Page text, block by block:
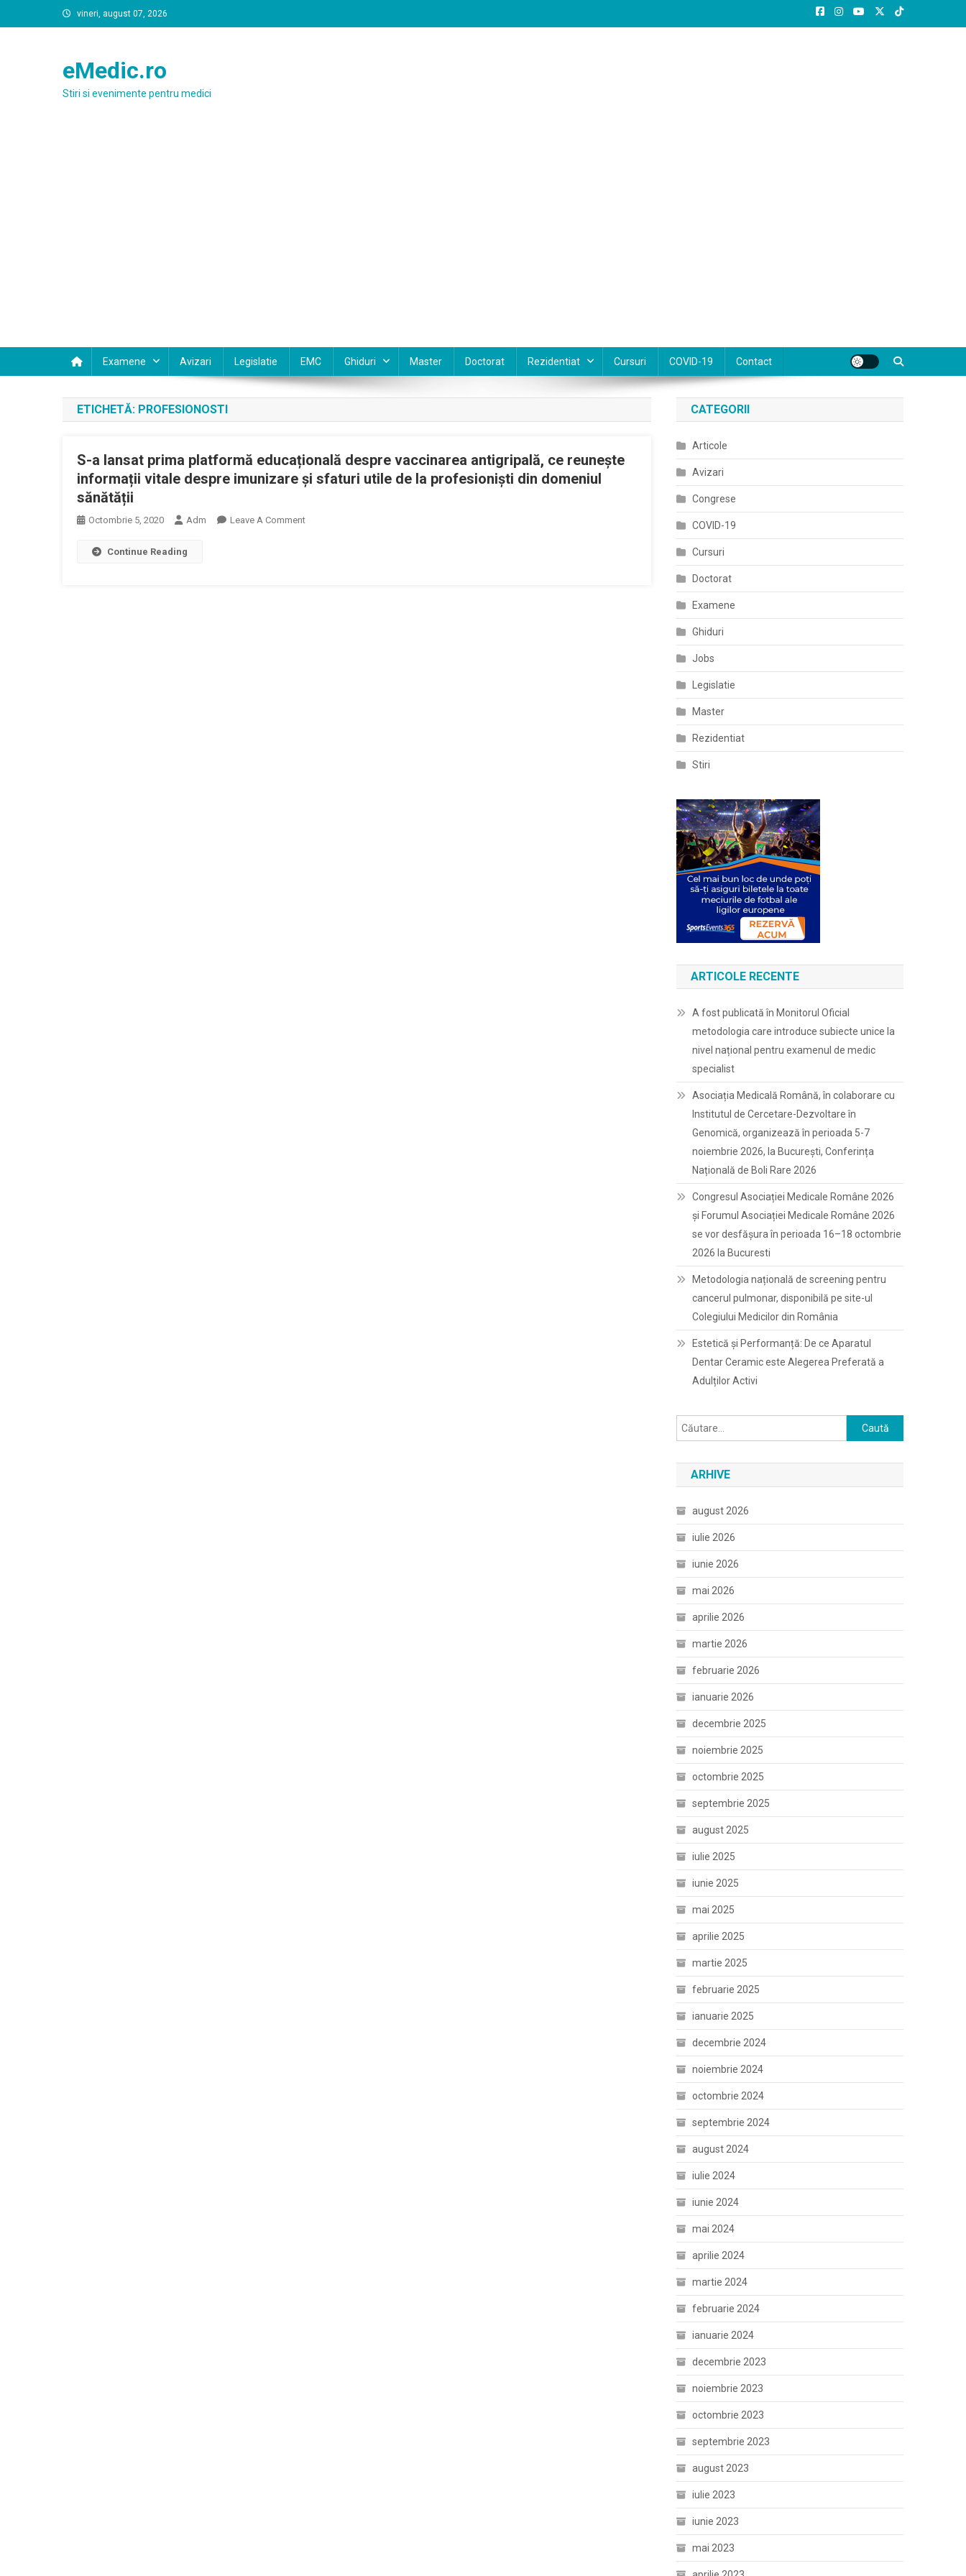
to
vineri, august 07, 2026
eMedic.ro
Stiri si evenimente pentru medici
Examene Avizari Legislatie EMC Ghiduri Master Doctorat Rezidentiat Cursuri COVID-19 Contact
ETICHETĂ: PROFESIONOSTI
S-a lansat prima platformă educațională despre vaccinarea antigripală, ce reunește
informații vitale despre imunizare și sfaturi utile de la profesioniști din domeniul
sănătății
Octombrie 5, 2020 Adm Leave A CommentOn
Continue Reading
CATEGORII
Articole
Avizari
Congrese
COVID-19
Cursuri
Doctorat
Examene
Ghiduri
Jobs
Legislatie
Master
Rezidentiat
Stiri
ARTICOLE RECENTE
A fost publicată în Monitorul Oficial
metodologia care introduce subiecte unice la
nivel național pentru examenul de medic
specialist
Asociația Medicală Română, în colaborare cu
Institutul de Cercetare-Dezvoltare în
Genomică, organizează în perioada 5-7
noiembrie 2026, la București, Conferința
Națională de Boli Rare 2026
Congresul Asociației Medicale Române 2026
și Forumul Asociației Medicale Române 2026
se vor desfășura în perioada 16–18 octombrie
2026 la Bucuresti
Metodologia națională de screening pentru
cancerul pulmonar, disponibilă pe site-ul
Colegiului Medicilor din România
Estetică și Performanță: De ce Aparatul
Dentar Ceramic este Alegerea Preferată a
Adulților Activi
Caută
după:
ARHIVE
august 2026
iulie 2026
iunie 2026
mai 2026
aprilie 2026
martie 2026
februarie 2026
ianuarie 2026
decembrie 2025
noiembrie 2025
octombrie 2025
septembrie 2025
august 2025
iulie 2025
iunie 2025
mai 2025
aprilie 2025
martie 2025
februarie 2025
ianuarie 2025
decembrie 2024
noiembrie 2024
octombrie 2024
septembrie 2024
august 2024
iulie 2024
iunie 2024
mai 2024
aprilie 2024
martie 2024
februarie 2024
ianuarie 2024
decembrie 2023
noiembrie 2023
octombrie 2023
septembrie 2023
august 2023
iulie 2023
iunie 2023
mai 2023